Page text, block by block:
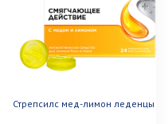
Стрепсилс мед-лимон леденцы 24